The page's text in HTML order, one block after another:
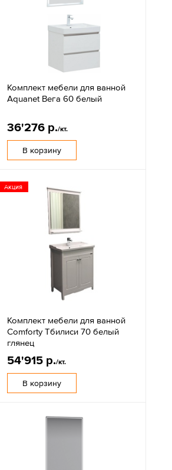
Комплект мебели для ванной
Aquanet Вега 60 белый
36'276 р./кт.
В корзину
Акция
Комплект мебели для ванной
Comforty Тбилиси 70 белый
глянец
54'915 р./кт.
В корзину